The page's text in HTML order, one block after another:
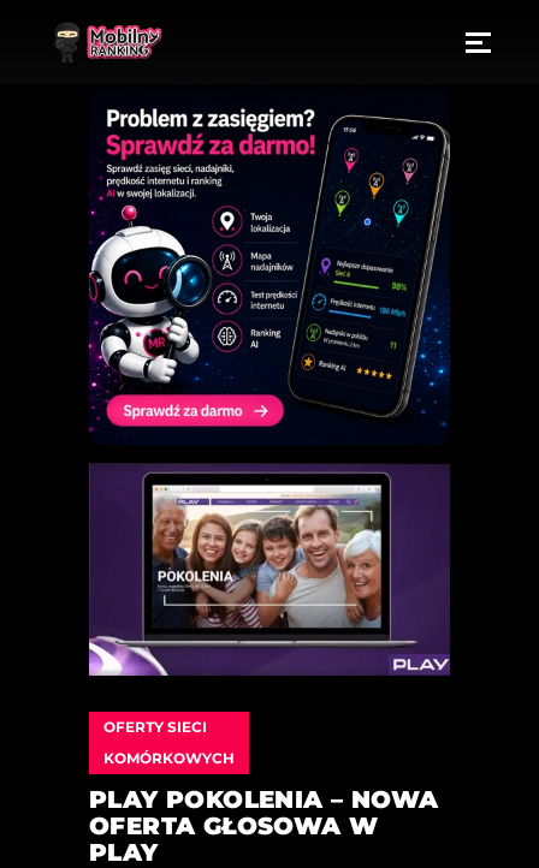
OFERTY SIECI
KOMÓRKOWYCH
PLAY POKOLENIA – NOWA
OFERTA GŁOSOWA W
PLAY